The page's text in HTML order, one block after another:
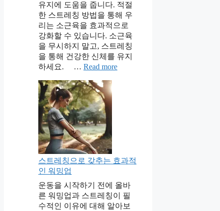
유지에 도움을 줍니다. 적절
한 스트레칭 방법을 통해 우
리는 소근육을 효과적으로
강화할 수 있습니다. 소근육
을 무시하지 말고, 스트레칭
을 통해 건강한 신체를 유지
하세요. … Read more
스트레칭으로 갖추는 효과적
인 워밍업
운동을 시작하기 전에 올바
른 워밍업과 스트레칭이 필
수적인 이유에 대해 알아보